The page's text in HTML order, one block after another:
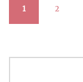
1 2